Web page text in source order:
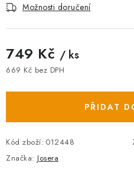
Možnosti doručení
749 Kč / ks
669 Kč bez DPH
PŘIDAT
Kód zboží: 012448
Značka: Josera